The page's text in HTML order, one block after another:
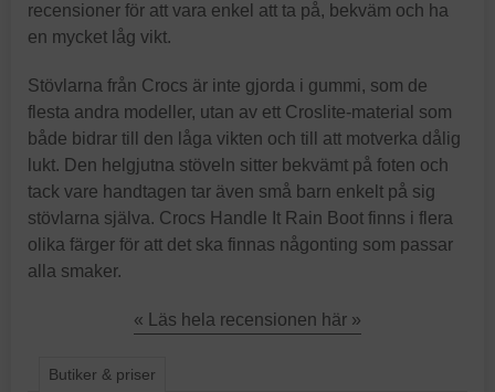
recensioner för att vara enkel att ta på, bekväm och ha
en mycket låg vikt.
Stövlarna från Crocs är inte gjorda i gummi, som de
flesta andra modeller, utan av ett Croslite-material som
både bidrar till den låga vikten och till att motverka dålig
lukt. Den helgjutna stöveln sitter bekvämt på foten och
tack vare handtagen tar även små barn enkelt på sig
stövlarna själva. Crocs Handle It Rain Boot finns i flera
olika färger för att det ska finnas någonting som passar
alla smaker.
« Läs hela recensionen här »
Butiker & priser